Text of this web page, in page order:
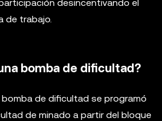
desincentivando el
de trabajo.
bomba de dificultad?
bomba de dificultad se programó
de minado a partir del bloque